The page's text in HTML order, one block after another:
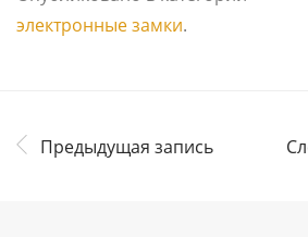
электронные замки.
Предыдущая запись